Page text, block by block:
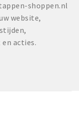
shoppen.nl
website,
acties.